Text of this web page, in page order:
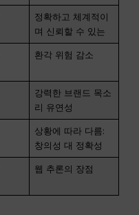
정확하고 체계적이
며 신뢰할 수 있는
환각 위험 감소
강력한 브랜드 목소
리 유연성
상황에 따라 다름:
창의성 대 정확성
웹 추론의 장점